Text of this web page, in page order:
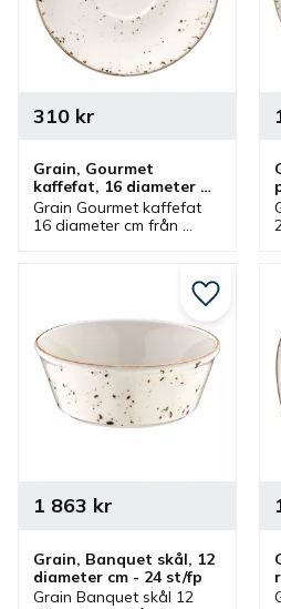
Grain, Gourmet
kaffefat, 16 diameter
cm - 6 st/fp
Grain Gourmet kaffefat
16 diameter cm från
finns. Kaffefat som har
310kr
Grain, Banquet skål, 12
diameter cm - 24 st/fp
Grain Banquet skål 12
1 863 kr
Lägg till